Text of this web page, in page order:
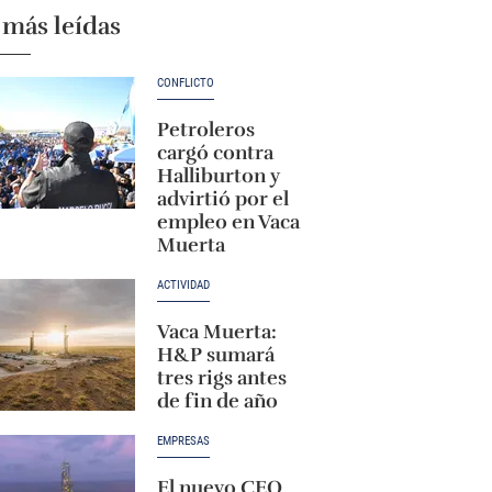
leídas
CONFLICTO
Petroleros
cargó contra
Halliburton y
advirtió por el
empleo en Vaca
Muerta
ACTIVIDAD
Vaca Muerta:
H&P sumará
tres rigs antes
de fin de año
EMPRESAS